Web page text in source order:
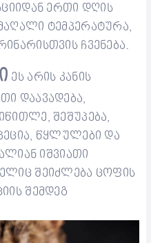
ერთი დღის
ტემპერატურა,
ჩვენება.
ეს არის კანის
დაავადება,
შეშუპება,
წყლულები და
იშვიათი
შეიძლება ცოფის
შემდეგ